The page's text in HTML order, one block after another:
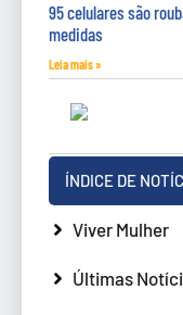
95 celulares são
medidas
Leia mais »
ÍNDICE DE
Viver Mulher
Últimas